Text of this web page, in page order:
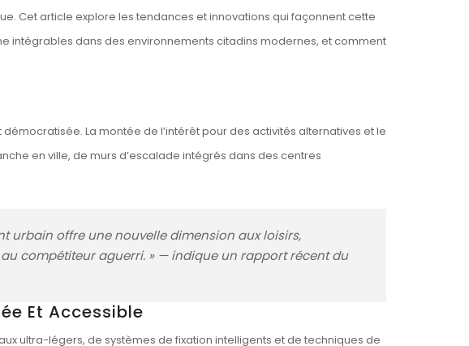
Cet article explore les tendances et innovations qui façonnent cette
intégrables dans des environnements citadins modernes, et comment
La montée de l’intérêt pour des activités alternatives et le
en ville, de murs d’escalade intégrés dans des centres
urbain offre une nouvelle dimension aux loisirs,
compétiteur aguerri. » — indique un rapport récent du
Et Accessible
ultra-légers, de systèmes de fixation intelligents et de techniques de